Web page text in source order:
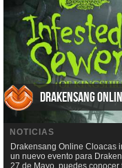
Drakensang
NOTICIAS
Drakensang Online Cloacas
un nuevo evento para
27 de Mayo, puedes